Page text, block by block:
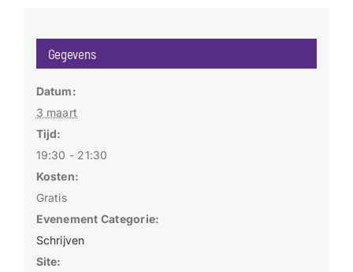
Gegevens
Datum:
3 maart
Tijd:
19:30 - 21:30
Kosten:
Gratis
Evenement Categorie:
Schrijven
Site: